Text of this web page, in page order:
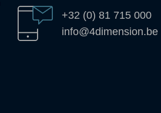
+32 (0) 81 715 000
info@4dimension.be